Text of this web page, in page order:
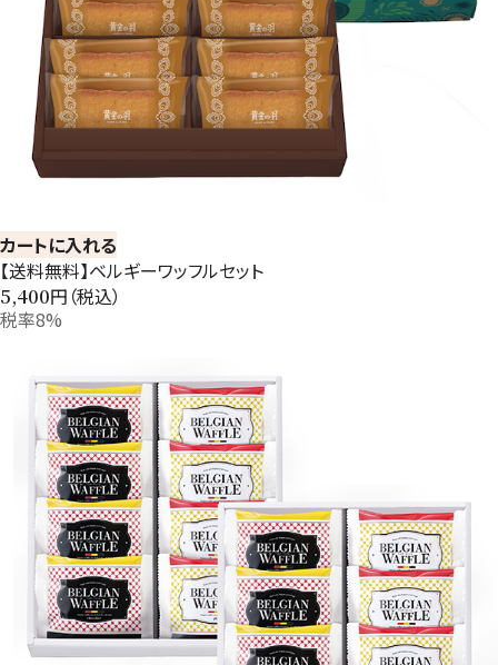
カートに入れる
【送料無料】ベルギーワッフルセット
5,400円（税込）
税率8%